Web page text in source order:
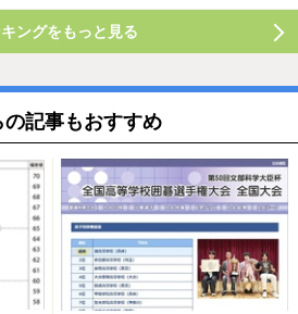
ングをもっと見る
の記事もおすすめ